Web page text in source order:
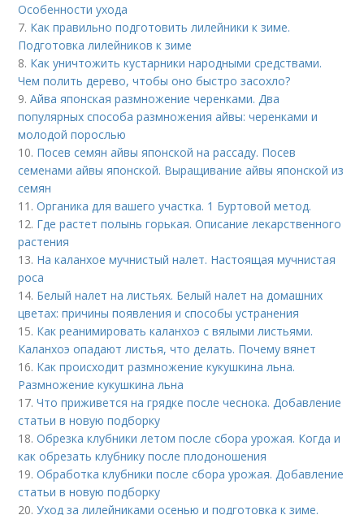
Особенности ухода
7. Как правильно подготовить лилейники к зиме.
Подготовка лилейников к зиме
8. Как уничтожить кустарники народными средствами.
Чем полить дерево, чтобы оно быстро засохло?
9.Айва японская размножение черенками. Два
популярных способа размножения айвы: черенками и
молодой порослью
10. Посев семян айвы японской на рассаду. Посев
семенами айвы японской. Выращивание айвы японской из
семян
11.Органика для вашего участка. 1 Буртовой метод.
12. Где растет полынь горькая. Описание лекарственного
растения
13. На каланхое мучнистый налет. Настоящая мучнистая
роса
14. Белый налет на листьях. Белый налет на домашних
цветах: причины появления и способы устранения
15. Как реанимировать каланхоэ с вялыми листьями.
Каланхоэ опадают листья, что делать. Почему вянет
16. Как происходит размножение кукушкина льна.
Размножение кукушкина льна
17.Что приживется на грядке после чеснока. Добавление
статьи в новую подборку
18.Обрезка клубники летом после сбора урожая. Когда и
как обрезать клубнику после плодоношения
19.Обработка клубники после сбора урожая. Добавление
статьи в новую подборку
20.Уход за лилейниками осенью и подготовка к зиме.